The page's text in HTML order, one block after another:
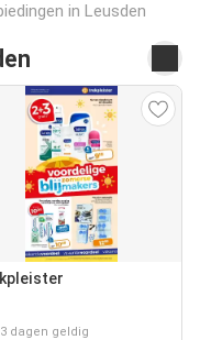
in Leusden
dagen geldig